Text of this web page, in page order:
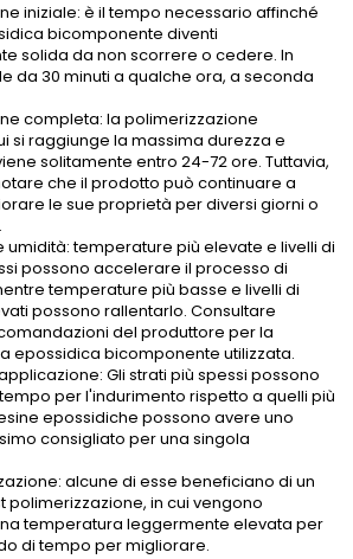
iniziale: è il tempo necessario affinché
bicomponente diventi
solida da non scorrere o cedere. In
da 30 minuti a qualche ora, a seconda
completa: la polimerizzazione
si raggiunge la massima durezza e
solitamente entro 24-72 ore. Tuttavia,
che il prodotto può continuare a
le sue proprietà per diversi giorni o
umidità: temperature più elevate e livelli di
possono accelerare il processo di
temperature più basse e livelli di
possono rallentarlo. Consultare
del produttore per la
epossidica bicomponente utilizzata.
Gli strati più spessi possono
per l'indurimento rispetto a quelli più
epossidiche possono avere uno
consigliato per una singola
alcune di esse beneficiano di un
polimerizzazione, in cui vengono
temperatura leggermente elevata per
di tempo per migliorare.